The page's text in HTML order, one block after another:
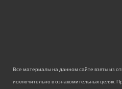
Все материалы на данном сайте взяты из
исключительно в ознакомительных целях.